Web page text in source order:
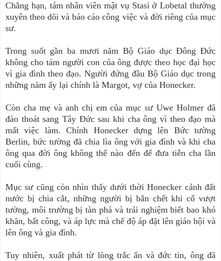
Chẳng hạn, tám nhân viên mật vụ Stasi ở Lobetal thường
xuyên theo dõi và báo cáo công việc và đời riêng của mục
sư.
Trong suốt gần ba mươi năm Bộ Giáo dục Đông Đức
không cho tám người con của ông được theo học đại học
vì gia đình theo đạo. Người đứng đầu Bộ Giáo dục trong
những năm ấy lại chính là Margot, vợ của Honecker.
Còn cha mẹ và anh chị em của mục sư Uwe Holmer đã
đào thoát sang Tây Đức sau khi cha ông vì theo đạo mà
mất việc làm. Chính Honecker dựng lên Bức tường
Berlin, bức tường đã chia lìa ông với gia đình và khi cha
ông qua đời ông không thể nào đến để đưa tiễn cha lần
cuối cùng.
Mục sư cũng còn nhìn thấy dưới thời Honecker cảnh đất
nước bị chia cắt, những người bị bắn chết khi cố vượt
tường, môi trường bị tàn phá và trải nghiệm biết bao khó
khăn, bất công, và áp lực mà chế độ áp đặt lên giáo hội và
lên ông và gia đình.
Tuy nhiên, xuất phát từ lòng trắc ẩn và đức tin, ông đã